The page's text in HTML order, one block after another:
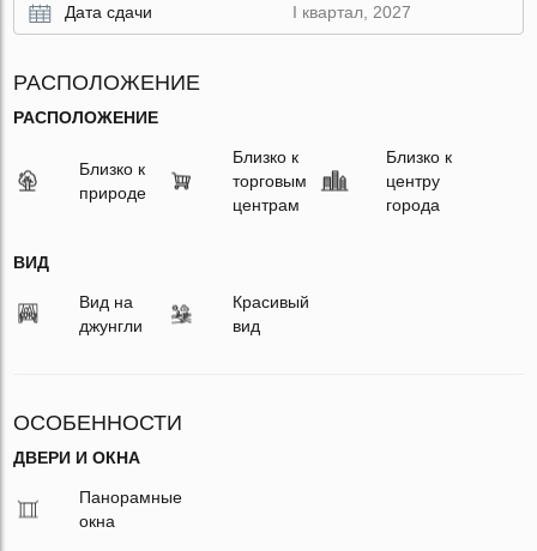
Дата сдачи
I квартал, 2027
РАСПОЛОЖЕНИЕ
РАСПОЛОЖЕНИЕ
Близко к
природе
Близко к
торговым
центрам
Близко к
центру
города
ВИД
Вид на
джунгли
Красивый
вид
ОСОБЕННОСТИ
ДВЕРИ И ОКНА
Панорамные
окна